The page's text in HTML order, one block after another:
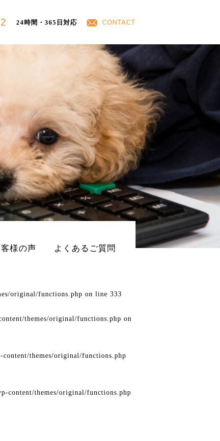
24時間・365日対応 CONTACT
様の声 よくあるご質問
original/functions.php on line 333
themes/original/functions.php on
themes/original/functions.php
content/themes/original/functions.php